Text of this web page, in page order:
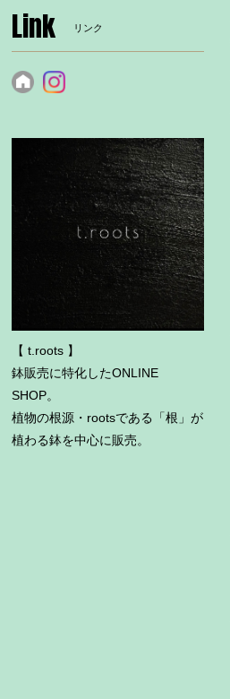
Link リンク
【 t.roots 】
鉢販売に特化したONLINE
SHOP。
植物の根源・rootsである「根」が
植わる鉢を中心に販売。